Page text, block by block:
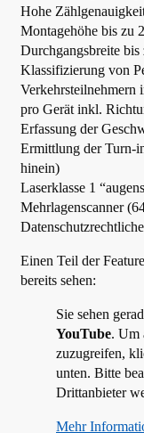
Hohe
Montagehöhe bis zu
Durchgangsbreite bis
Klassifizierung von
Verkehrsteilnehmern
pro Gerät inkl.
Erfassung der
Ermittlung der Turn-
hinein)
Laserklasse 1
Mehrlagenscanner
Einen Teil der
bereits sehen:
Sie sehen
YouTube. Um
zuzugreifen,
unten. Bitte
Drittanbieter
Mehr